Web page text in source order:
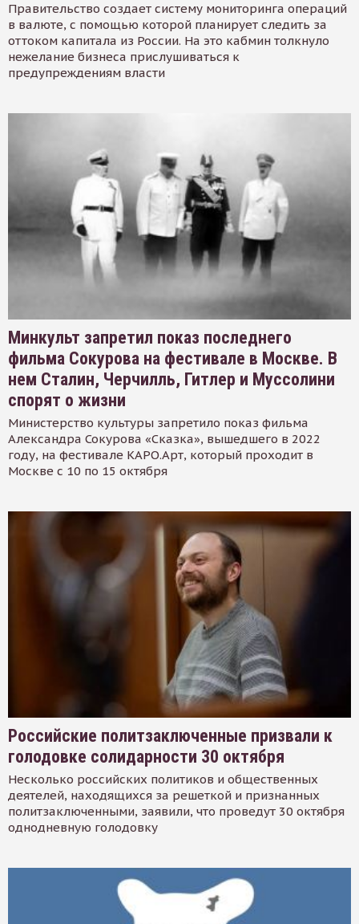
Правительство создает систему мониторинга операций
в валюте, с помощью которой планирует следить за
оттоком капитала из России. На это кабмин толкнуло
нежелание бизнеса прислушиваться к
предупреждениям власти
Минкульт запретил показ последнего
фильма Сокурова на фестивале в Москве. В
нем Сталин, Черчилль, Гитлер и Муссолини
спорят о жизни
Министерство культуры запретило показ фильма
Александра Сокурова «Сказка», вышедшего в 2022
году, на фестивале КАРО.Арт, который проходит в
Москве с 10 по 15 октября
Российские политзаключенные призвали к
голодовке солидарности 30 октября
Несколько российских политиков и общественных
деятелей, находящихся за решеткой и признанных
политзаключенными, заявили, что проведут 30 октября
однодневную голодовку